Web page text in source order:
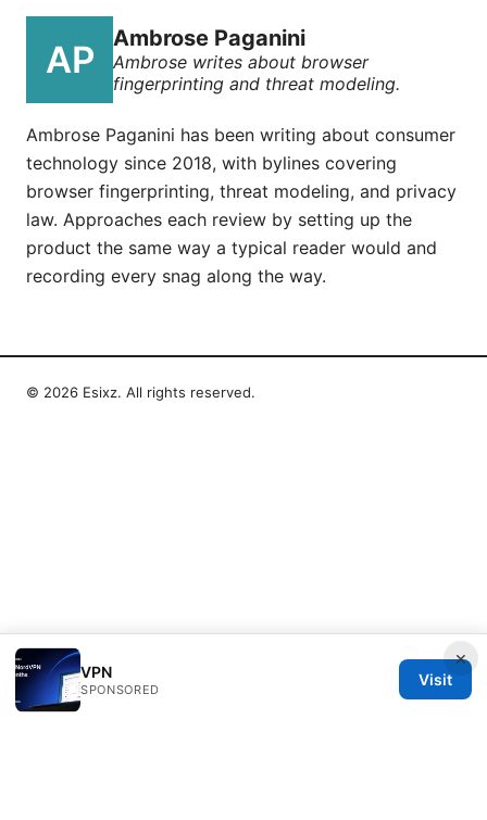
Ambrose Paganini
Ambrose writes about browser
fingerprinting and threat modeling.
Ambrose Paganini has been writing about consumer
technology since 2018, with bylines covering
browser fingerprinting, threat modeling, and privacy
law. Approaches each review by setting up the
product the same way a typical reader would and
recording every snag along the way.
×
VPN
SPONSORED
Visit
© 2026 Esixz. All rights reserved.